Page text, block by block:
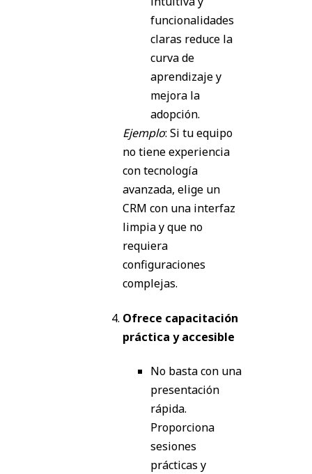
funcionalidades
claras reduce la
curva de
aprendizaje y
mejora la
adopción.
Ejemplo: Si tu equipo
no tiene experiencia
con tecnología
avanzada, elige un
CRM con una interfaz
limpia y que no
requiera
configuraciones
complejas.
Ofrece capacitación
práctica y accesible
No basta con una
presentación
rápida.
Proporciona
sesiones
prácticas y